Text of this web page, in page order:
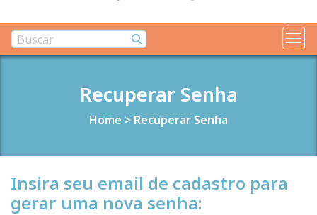
Recuperar Senha
Home > Recuperar Senha
Insira seu email de cadastro para
gerar uma nova senha: